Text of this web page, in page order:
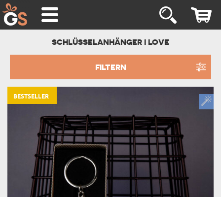
SCHLÜSSELANHÄNGER I LOVE
FILTERN
BESTSELLER